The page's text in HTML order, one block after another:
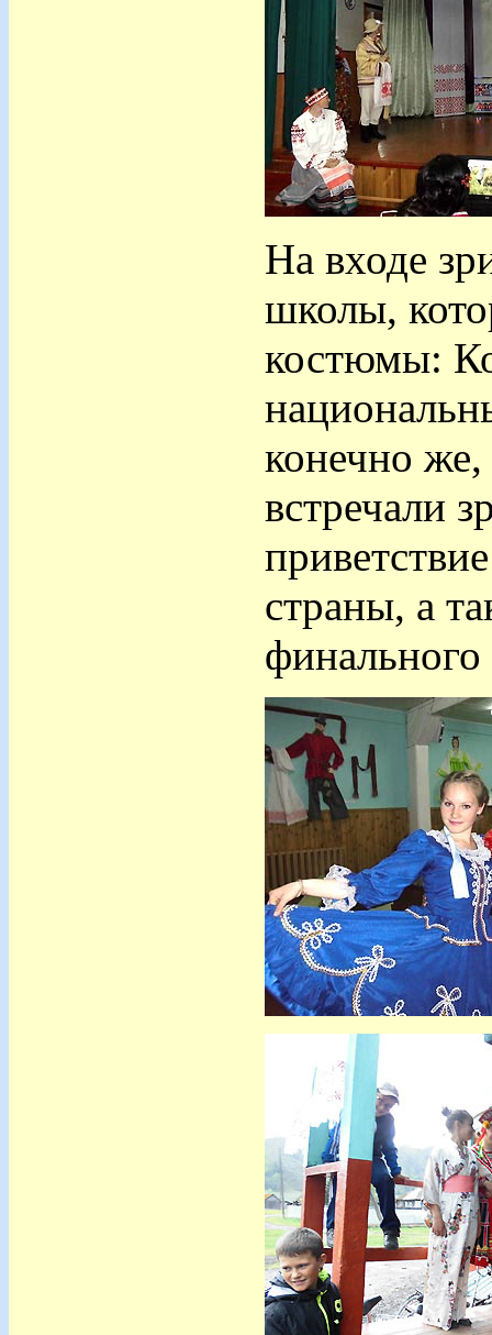
На входе
школы,
костюмы:
конечно же,
встречали
страны, а
финального